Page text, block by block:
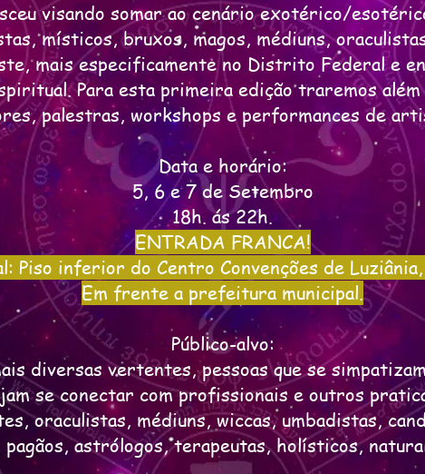
visando somar ao cenário exotérico/
místicos, bruxos, magos, médiuns,
mais especificamente no Distrito Federal e
Para esta primeira edição traremos
palestras, workshops e performances de
Data e horário:
5, 6 e 7 de Setembro
18h. ás 22h.
ENTRADA FRANCA!
Piso inferior do Centro Convenções de
Em frente a prefeitura municipal.
Público-alvo:
diversas vertentes, pessoas que se
se conectar com profissionais e outros
oraculistas, médiuns, wiccas, umbadistas,
pagãos, astrólogos, terapeutas, holísticos,